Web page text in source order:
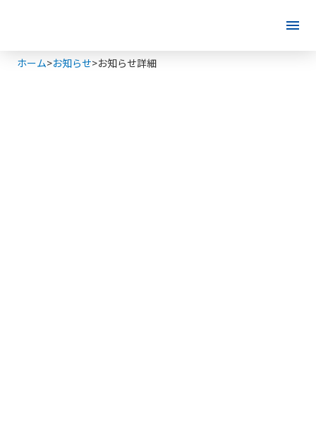
menu
ホーム>お知らせ>お知らせ詳細